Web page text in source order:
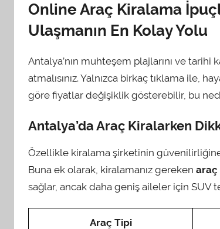
Online Araç Kiralama
Ulaşmanın En Kolay Yolu
Antalya’nın muhteşem plajlarını ve tarihi
atmalısınız. Yalnızca birkaç tıklama ile,
göre fiyatlar değişiklik gösterebilir, bu
Antalya’da Araç Kiralarken
Özellikle kiralama şirketinin
Buna ek olarak, kiralamanız gereken araç
sağlar, ancak daha geniş aileler için SUV
Araç Tipi